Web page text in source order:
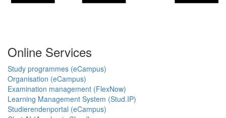
Online Services
Study programmes (eCampus)
Organisation (eCampus)
Examination management (FlexNow)
Learning Management System (Stud.IP)
Studierendenportal (eCampus)